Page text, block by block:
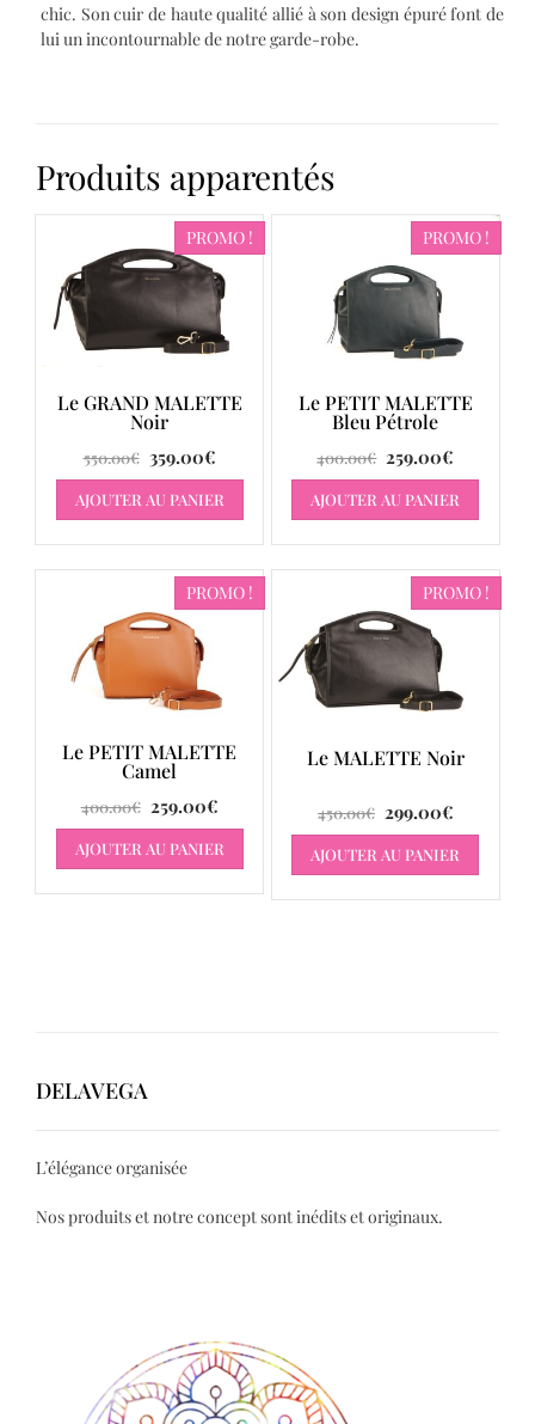
chic. Son cuir de haute qualité allié à son design épuré font de
lui un incontournable de notre garde-robe.
Produits apparentés
PROMO !
Le GRAND MALETTE
Noir
550.00€ 359.00€
AJOUTER AU PANIER
PROMO !
Le PETIT MALETTE
Bleu Pétrole
400.00€ 259.00€
AJOUTER AU PANIER
PROMO !
Le PETIT MALETTE
Camel
400.00€ 259.00€
AJOUTER AU PANIER
PROMO !
Le MALETTE Noir
450.00€ 299.00€
AJOUTER AU PANIER
DELAVEGA
L’élégance organisée
Nos produits et notre concept sont inédits et originaux.